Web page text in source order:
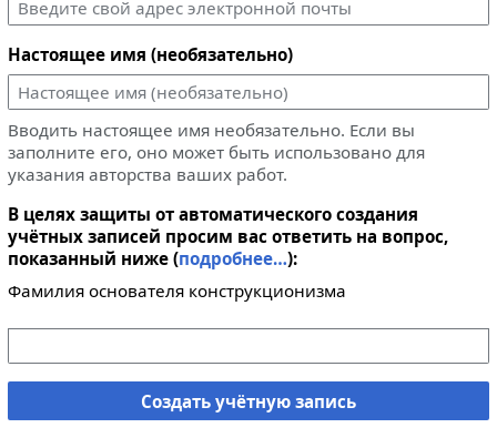
Настоящее имя (необязательно)
Вводить настоящее имя необязательно. Если вы
заполните его, оно может быть использовано для
указания авторства ваших работ.
В целях защиты от автоматического создания
учётных записей просим вас ответить на вопрос,
показанный ниже (подробнее…):
Фамилия основателя конструкционизма
Создать учётную запись